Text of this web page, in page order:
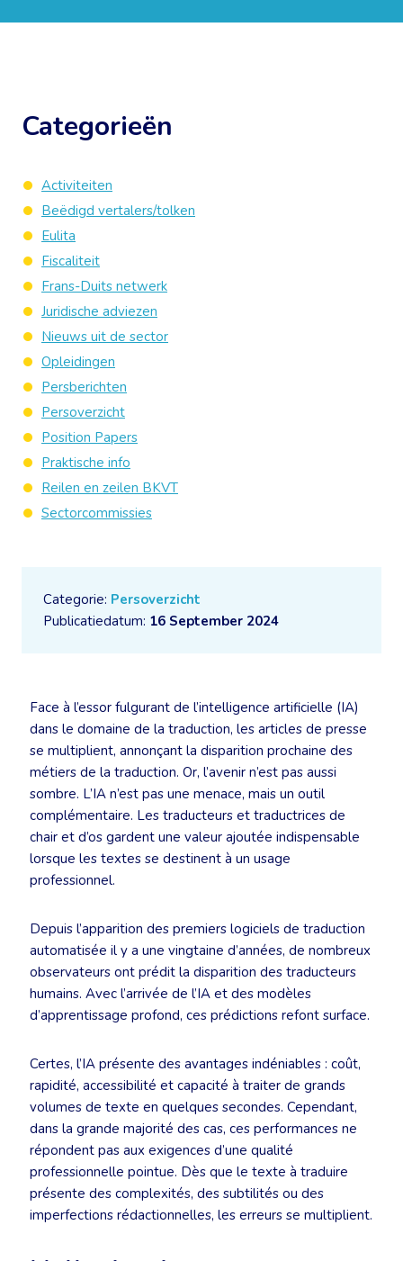
Categorie: Persoverzicht
Publicatiedatum: 16 September 2024
Face à l’essor fulgurant de l’intelligence artificielle (IA)
dans le domaine de la traduction, les articles de presse
se multiplient, annonçant la disparition prochaine des
métiers de la traduction. Or, l’avenir n’est pas aussi
sombre. L’IA n’est pas une menace, mais un outil
complémentaire. Les traducteurs et traductrices de
chair et d’os gardent une valeur ajoutée indispensable
lorsque les textes se destinent à un usage
professionnel.
Depuis l’apparition des premiers logiciels de traduction
automatisée il y a une vingtaine d’années, de nombreux
observateurs ont prédit la disparition des traducteurs
humains. Avec l’arrivée de l’IA et des modèles
d’apprentissage profond, ces prédictions refont surface.
Certes, l’IA présente des avantages indéniables : coût,
rapidité, accessibilité et capacité à traiter de grands
volumes de texte en quelques secondes. Cependant,
dans la grande majorité des cas, ces performances ne
répondent pas aux exigences d’une qualité
professionnelle pointue. Dès que le texte à traduire
présente des complexités, des subtilités ou des
imperfections rédactionnelles, les erreurs se multiplient.
Categorieën
Activiteiten
Beëdigd vertalers/tolken
Eulita
Fiscaliteit
Frans-Duits netwerk
Juridische adviezen
Nieuws uit de sector
Opleidingen
Persberichten
Persoverzicht
Position Papers
Praktische info
Reilen en zeilen BKVT
Sectorcommissies